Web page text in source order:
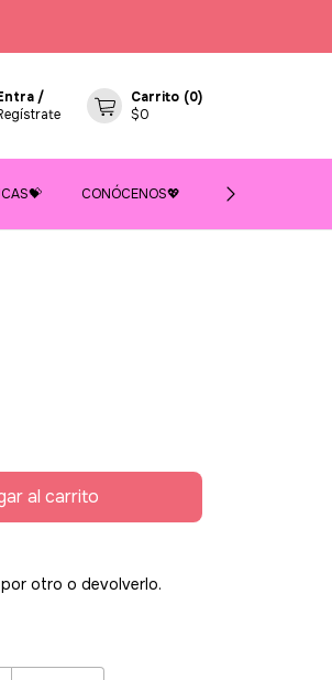
/
Carrito (0)
$0
CONÓCENOS💖 BLOG🎀
otro o devolverlo.